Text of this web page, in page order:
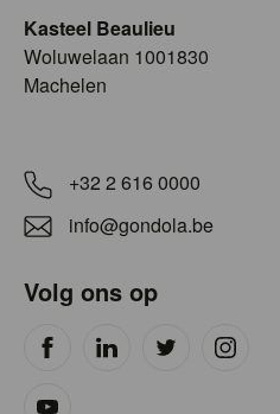
Kasteel Beaulieu
​​​Woluwelaan 1001830
Machelen
+32 2 616 0000
info@gondola.be
Volg ons op